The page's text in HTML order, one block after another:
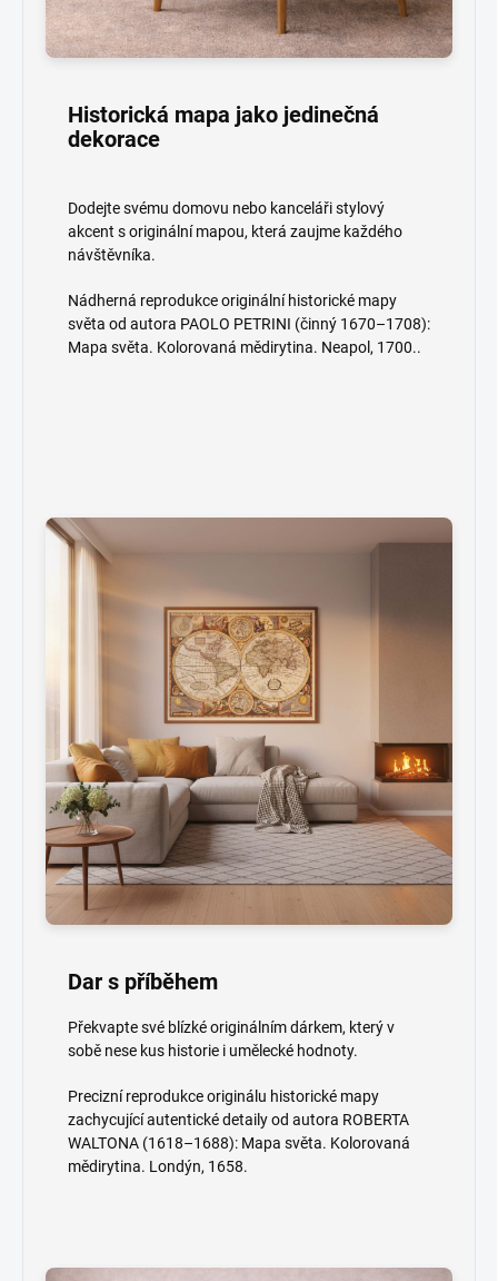
Historická mapa jako jedinečná
dekorace
Dodejte svému domovu nebo kanceláři stylový
akcent s originální mapou, která zaujme každého
návštěvníka.
Nádherná reprodukce originální historické mapy
světa od autora PAOLO PETRINI (činný 1670–1708):
Mapa světa. Kolorovaná mědirytina. Neapol, 1700..
Dar s příběhem
Překvapte své blízké originálním dárkem, který v
sobě nese kus historie i umělecké hodnoty.
Precizní reprodukce originálu historické mapy
zachycující autentické detaily od autora ROBERTA
WALTONA (1618–1688): Mapa světa. Kolorovaná
mědirytina. Londýn, 1658.